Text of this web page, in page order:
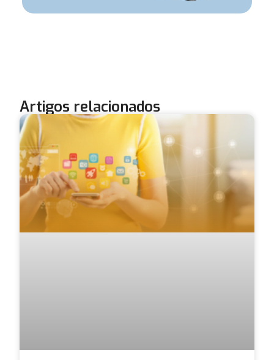
Artigos relacionados